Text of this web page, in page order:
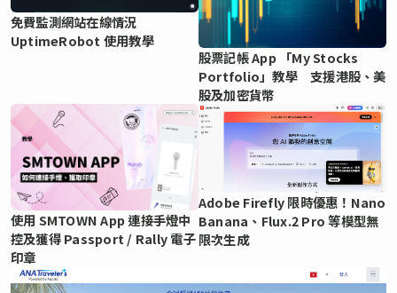
免費監測網站在線情況
UptimeRobot 使用教學
股票記帳 App 「My Stocks
Portfolio」教學 支援港股、美
股及加密貨幣
使用 SMTOWN App 連接手燈中
控及獲得 Passport / Rally 電子
印章
Adobe Firefly 限時優惠！Nano
Banana、Flux.2 Pro 等模型無
限次生成